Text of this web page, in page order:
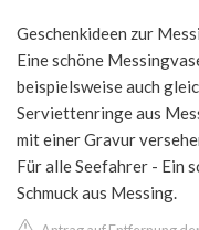
Geschenkideen zur
Eine schöne
beispielsweise auch
Serviettenringe aus
mit einer Gravur
Für alle Seefahrer - Ein
Schmuck aus Messing.